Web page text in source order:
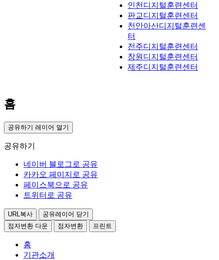
인천디지털훈련센터
판교디지털훈련센터
천안아산디지털훈련센
터
전주디지털훈련센터
창원디지털훈련센터
제주디지털훈련센터
홈
공유하기 레이어 열기
공유하기
네이버 블로그로 공유
카카오 페이지로 공유
페이스북으로 공유
트위터로 공유
URL복사
공유레이어 닫기
점자변환 다운
점자변환 프린트
홈
기관소개